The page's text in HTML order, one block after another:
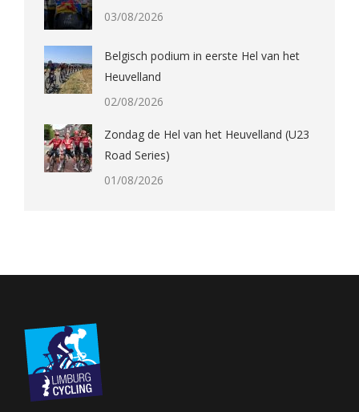
03/08/2026
Belgisch podium in eerste Hel van het
Heuvelland
02/08/2026
Zondag de Hel van het Heuvelland (U23
Road Series)
01/08/2026